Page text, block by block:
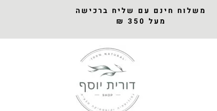
משלוח חינם עם שליח ברכישה
מעל 350 ₪